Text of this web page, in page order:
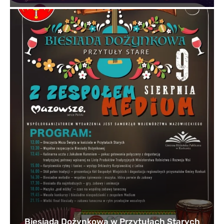
Biesiada Dożynkowa w Przytułach Starych